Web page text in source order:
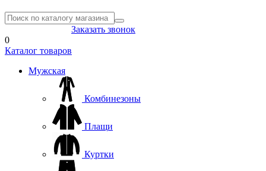
Заказать звонок
0
Каталог товаров
Мужская
Комбинезоны
Плащи
Куртки